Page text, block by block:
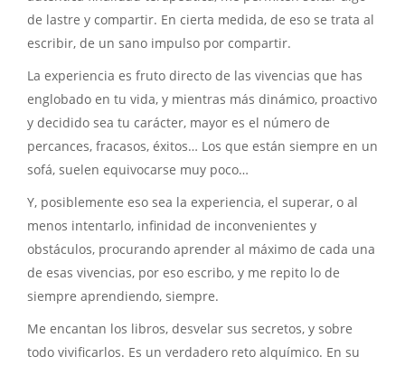
de lastre y compartir. En cierta medida, de eso se trata al
escribir, de un sano impulso por compartir.
La experiencia es fruto directo de las vivencias que has
englobado en tu vida, y mientras más dinámico, proactivo
y decidido sea tu carácter, mayor es el número de
percances, fracasos, éxitos… Los que están siempre en un
sofá, suelen equivocarse muy poco…
Y, posiblemente eso sea la experiencia, el superar, o al
menos intentarlo, infinidad de inconvenientes y
obstáculos, procurando aprender al máximo de cada una
de esas vivencias, por eso escribo, y me repito lo de
siempre aprendiendo, siempre.
Me encantan los libros, desvelar sus secretos, y sobre
todo vivificarlos. Es un verdadero reto alquímico. En su